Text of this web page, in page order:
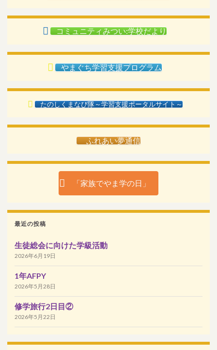
コミュニティみつい:学校だより
やまぐち学習支援プログラム
たのしくまなび隊～学習支援ポータルサイト～
ふれあい夢通信
「家族でやま学の日」
最近の投稿
生徒総会に向けた学級活動
2026年6月19日
1年AFPY
2026年5月28日
修学旅行2日目②
2026年5月22日